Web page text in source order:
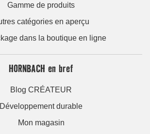
Gamme de produits
catégories en aperçu
dans la boutique en ligne
HORNBACH en bref
Blog CRÉATEUR
Développement durable
Mon magasin